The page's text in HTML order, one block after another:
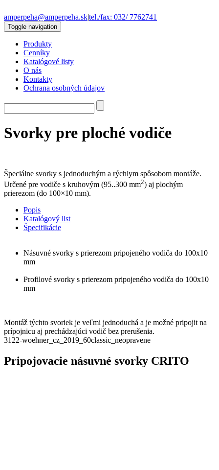
amperpeha@amperpeha.sk|tel./fax: 032/ 7762741
Toggle navigation
Produkty
Cenníky
Katalógové listy
O nás
Kontakty
Ochrana osobných údajov
Svorky pre ploché vodiče
Špeciálne svorky s jednoduchým a rýchlym spôsobom montáže.
Určené pre vodiče s kruhovým (95..300 mm2) aj plochým
prierezom (do 100×10 mm).
Popis
Katalógový list
Špecifikácie
Násuvné svorky s prierezom pripojeného vodiča do 100x10
mm
Profilové svorky s prierezom pripojeného vodiča do 100x10
mm
Montáž týchto svoriek je veľmi jednoduchá a je možné pripojit na
prípojnicu aj prechádzajúci vodič bez prerušenia.
3122-woehner_cz_2019_60classic_neopravene
Pripojovacie násuvné svorky CRITO